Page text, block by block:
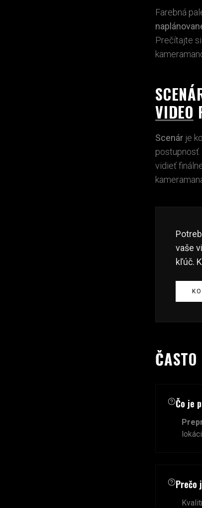
Farebná
Prečítajte
VIDEO
Scenár je
postupnosť.
vidieť
vaše
kľúč.
Čo je
Prečo